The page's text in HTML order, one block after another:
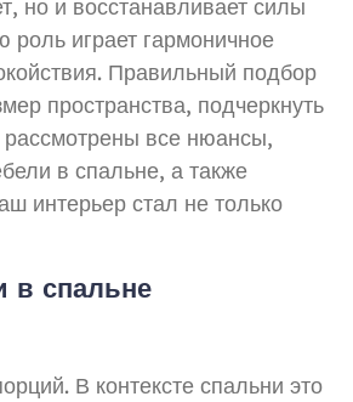
но и восстанавливает силы
играет гармоничное
Правильный подбор
пространства, подчеркнуть
рассмотрены все нюансы,
в спальне, а также
интерьер стал не только
в спальне
В контексте спальни это